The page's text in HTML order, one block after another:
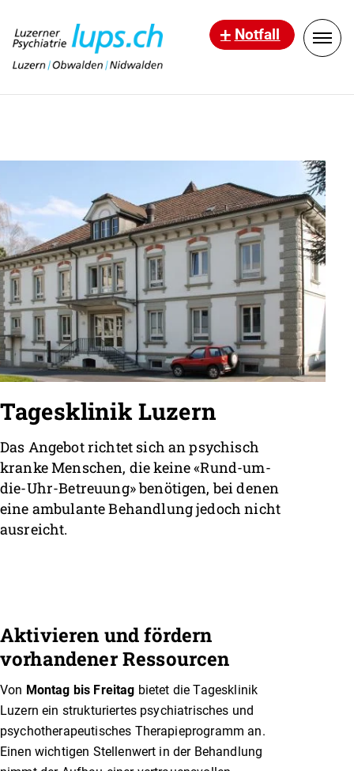
Notfall
Tagesklinik Luzern
Das Angebot richtet sich an psychisch
kranke Menschen, die keine «Rund-um-
die-Uhr-Betreuung» benötigen, bei denen
eine ambulante Behandlung jedoch nicht
ausreicht.
Aktivieren und fördern
vorhandener Ressourcen
Von Montag bis Freitag bietet die Tagesklinik
Luzern ein strukturiertes psychiatrisches und
psychotherapeutisches Therapieprogramm an.
Einen wichtigen Stellenwert in der Behandlung